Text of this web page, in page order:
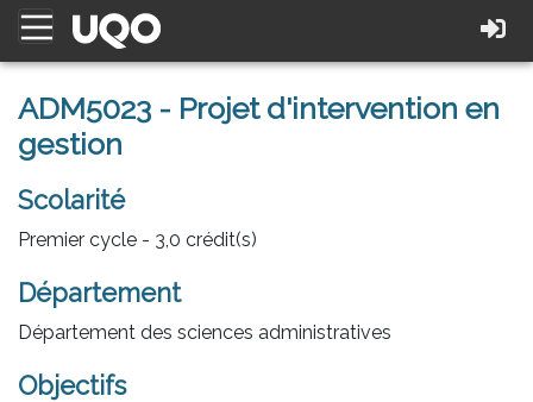
ADM5023 - Projet d'intervention en
gestion
Scolarité
Premier cycle - 3,0 crédit(s)
Département
Département des sciences administratives
Objectifs